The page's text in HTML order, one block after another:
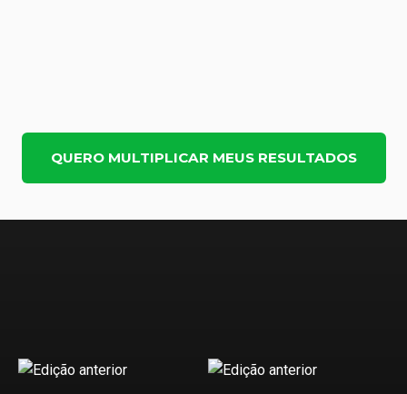
QUERO MULTIPLICAR MEUS RESULTADOS